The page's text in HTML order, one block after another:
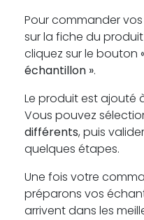
Pour commander
sur la fiche du
cliquez sur le bouton
échantillon ».
Le produit est ajouté
Vous pouvez
différents, puis
quelques étapes.
Une fois votre
préparons vos
arrivent dans les